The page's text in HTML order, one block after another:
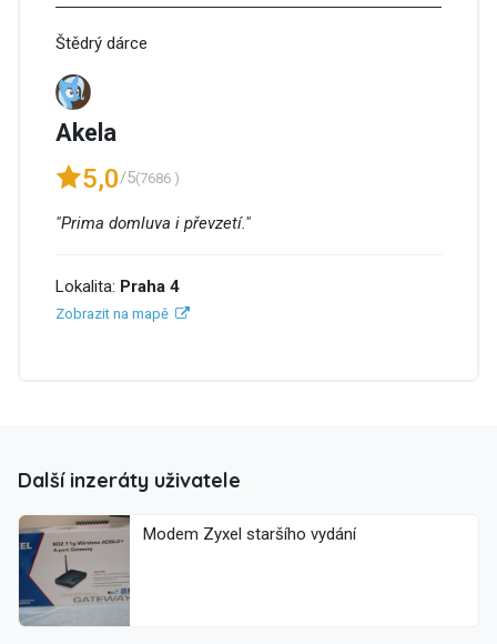
Štědrý dárce
Akela
5,0/5(7686 )
"Prima domluva i převzetí."
Lokalita: Praha 4
Zobrazit na mapě
Další inzeráty uživatele
Modem Zyxel staršího vydání